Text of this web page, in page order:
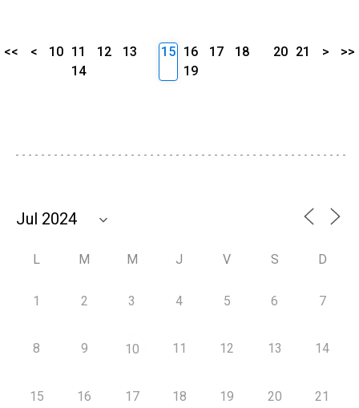
<< < 10 11 12
13
14
15 16 17
18
19
20 21 > >>
L M M J V S D
1 2 3 4 5 6 7
8 9 10 11 12 13 14
15 16 17 18 19 20 21